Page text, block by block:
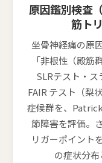
原因鑑別検査
筋ト
坐骨神経痛の原
「非根性（殿筋
SLRテスト・ス
FAIR テスト（梨
症候群を、
節障害を評価。
リガーポイント
の症状分布